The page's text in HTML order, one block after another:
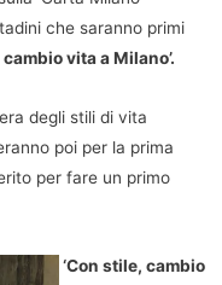
che saranno primi
cambio vita a Milano’.
degli stili di vita
poi per la prima
per fare un primo
‘Con stile, cambio